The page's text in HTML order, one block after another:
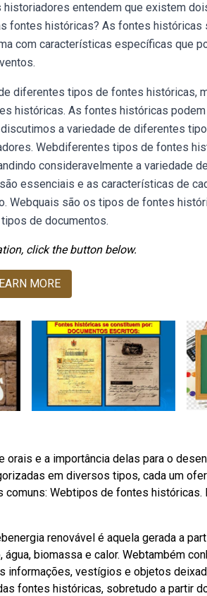
historiadores entendem que existem
fontes históricas? As fontes históricas
com características específicas que
diferentes tipos de fontes históricas,
históricas. As fontes históricas
a variedade de diferentes
Webdiferentes tipos de fontes
consideravelmente a variedade
essenciais e as características de
Webquais são os tipos de fontes
de documentos.
click the button below.
MORE
e a importância delas para o
em diversos tipos, cada um
Webtipos de fontes
renovável é aquela gerada a
biomassa e calor. Webtambém
vestígios e objetos
fontes históricas, sobretudo a partir